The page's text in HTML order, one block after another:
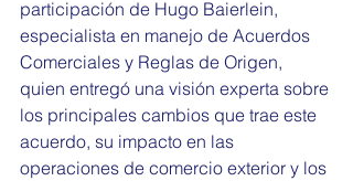
participación de Hugo Baierlein,
especialista en manejo de Acuerdos
Comerciales y Reglas de Origen,
quien entregó una visión experta sobre
los principales cambios que trae este
acuerdo, su impacto en las
operaciones de comercio exterior y los